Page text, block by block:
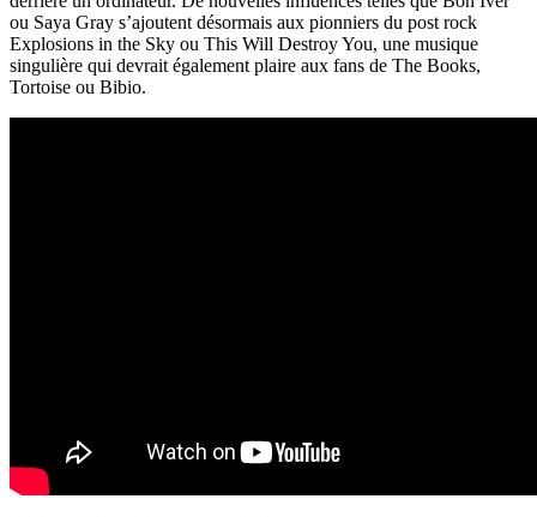
ou Saya Gray s’ajoutent désormais aux pionniers du post rock
Explosions in the Sky ou This Will Destroy You, une musique
singulière qui devrait également plaire aux fans de The Books,
Tortoise ou Bibio.